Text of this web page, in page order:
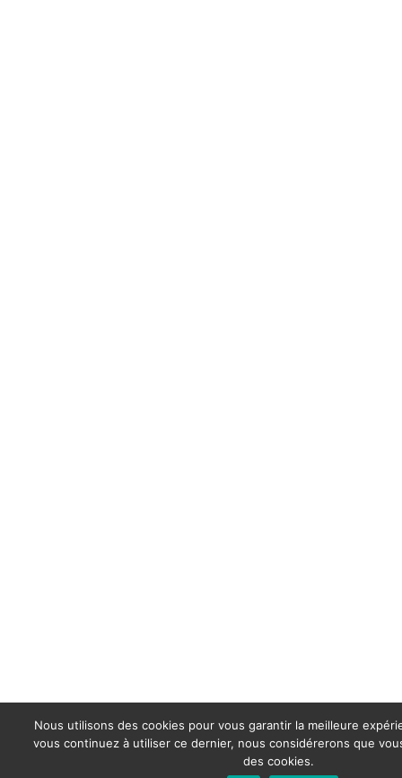
Nous utilisons des cookies pour vous garantir la meilleure
vous continuez à utiliser ce dernier, nous considérerons que
des cookies.